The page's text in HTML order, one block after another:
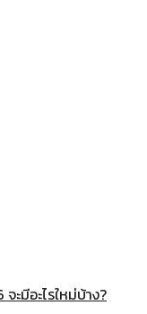
ะมีอะไรใหม่บ้าง?